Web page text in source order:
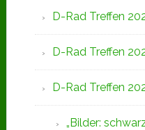
D-Rad Treffen
D-Rad Treffen
D-Rad Treffen
„Bilder: